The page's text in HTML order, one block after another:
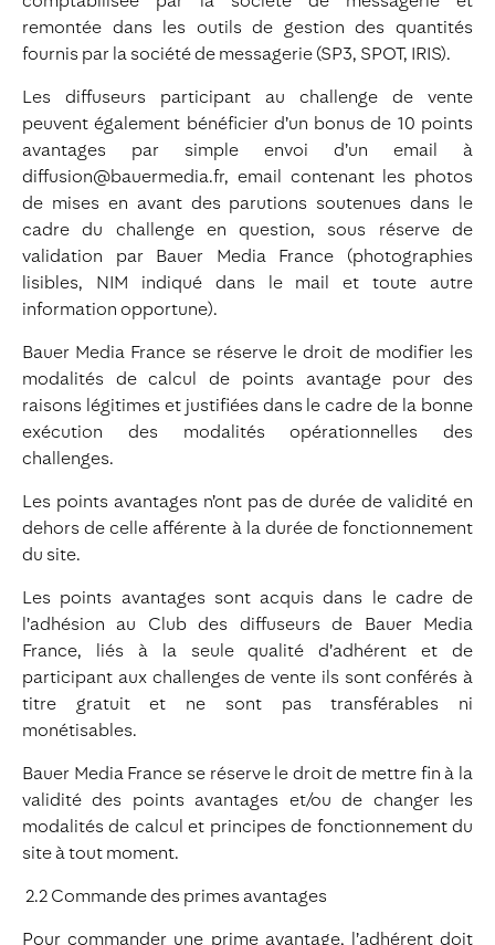
remontée dans les outils de gestion des quantités
fournis par la société de messagerie (SP3, SPOT, IRIS).
Les diffuseurs participant au challenge de vente
peuvent également bénéficier d’un bonus de 10 points
avantages par simple envoi d’un email à
diffusion@bauermedia.fr, email contenant les photos
de mises en avant des parutions soutenues dans le
cadre du challenge en question, sous réserve de
validation par Bauer Media France (photographies
lisibles, NIM indiqué dans le mail et toute autre
information opportune).
Bauer Media France se réserve le droit de modifier les
modalités de calcul de points avantage pour des
raisons légitimes et justifiées dans le cadre de la bonne
exécution des modalités opérationnelles des
challenges.
Les points avantages n’ont pas de durée de validité en
dehors de celle afférente à la durée de fonctionnement
du site.
Les points avantages sont acquis dans le cadre de
l’adhésion au Club des diffuseurs de Bauer Media
France, liés à la seule qualité d’adhérent et de
participant aux challenges de vente ils sont conférés à
titre gratuit et ne sont pas transférables ni
monétisables.
Bauer Media France se réserve le droit de mettre fin à la
validité des points avantages et/ou de changer les
modalités de calcul et principes de fonctionnement du
site à tout moment.
2.2 Commande des primes avantages
Pour commander une prime avantage, l’adhérent doit